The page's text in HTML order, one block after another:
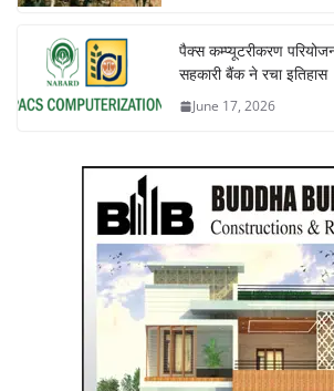
पैक्स कम्प्यूटरीकरण
सहकारी बैंक ने रचा इतिहास
June 17, 2026